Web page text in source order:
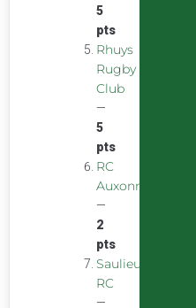
5
pts
Rhuys
Rugby
Club
—
5
pts
RC
Auxonnais
—
2
pts
Saulieu
RC
—